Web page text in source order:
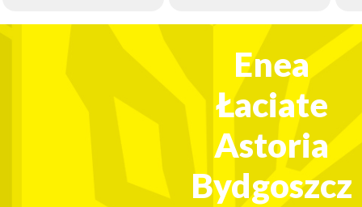
Enea
Łaciate
Astoria
Bydgoszcz